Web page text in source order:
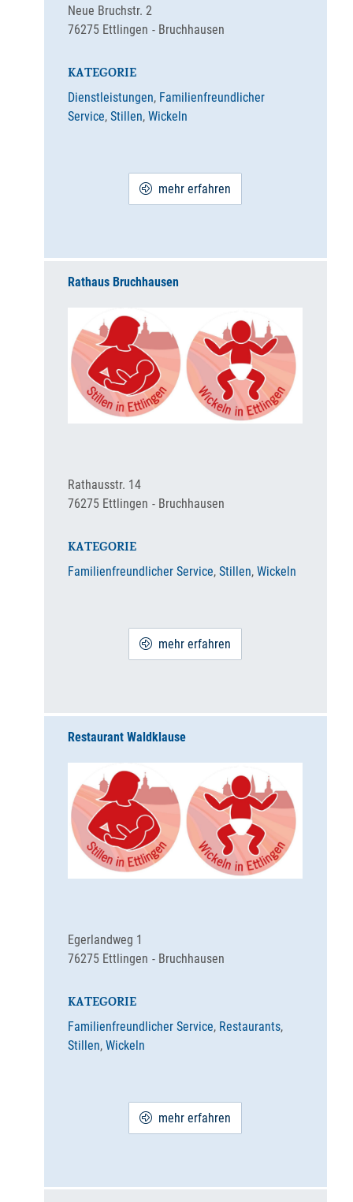
Bruchhausen
Neue Bruchstr. 2
76275 Ettlingen
KATEGORIE
Dienstleistungen, Familienfreundlicher
Service, Stillen, Wickeln
mehr erfahren
Rathaus Bruchhausen
Bruchhausen
Rathausstr. 14
76275 Ettlingen
KATEGORIE
Familienfreundlicher Service, Stillen, Wickeln
mehr erfahren
Restaurant Waldklause
Bruchhausen
Egerlandweg 1
76275 Ettlingen
KATEGORIE
Familienfreundlicher Service, Restaurants,
Stillen, Wickeln
mehr erfahren